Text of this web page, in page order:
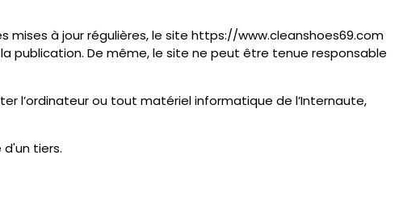
à jour régulières, le site https://www.cleanshoes69.com
publication. De même, le site ne peut être tenue responsable
l’ordinateur ou tout matériel informatique de l’Internaute,
tiers.